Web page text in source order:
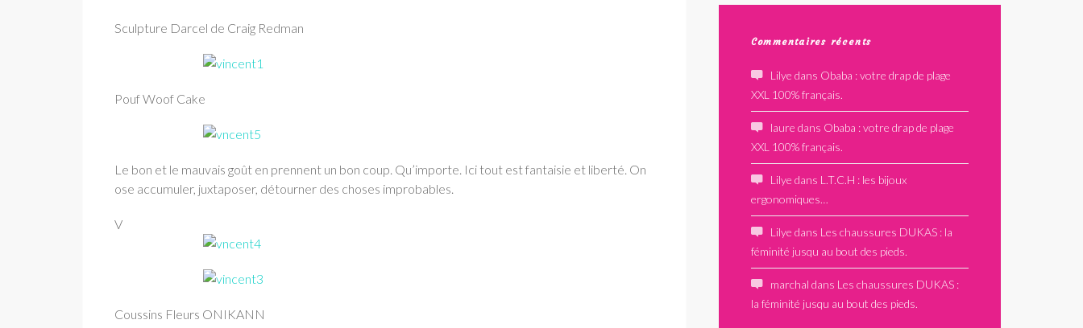
Sculpture Darcel de Craig Redman
Pouf Woof Cake
Le bon et le mauvais goût en prennent un bon coup. Qu’importe. Ici tout est fantaisie et liberté. On
ose accumuler, juxtaposer, détourner des choses improbables.
V
Coussins Fleurs ONIKANN
Commentaires récents
Lilye dans Obaba : votre drap de plage
XXL 100% français.
laure dans Obaba : votre drap de plage
XXL 100% français.
Lilye dans L.T.C.H : les bijoux
ergonomiques…
Lilye dans Les chaussures DUKAS : la
féminité jusqu au bout des pieds.
marchal dans Les chaussures DUKAS :
la féminité jusqu au bout des pieds.